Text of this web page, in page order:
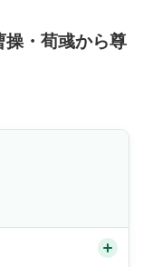
・荀彧から尊